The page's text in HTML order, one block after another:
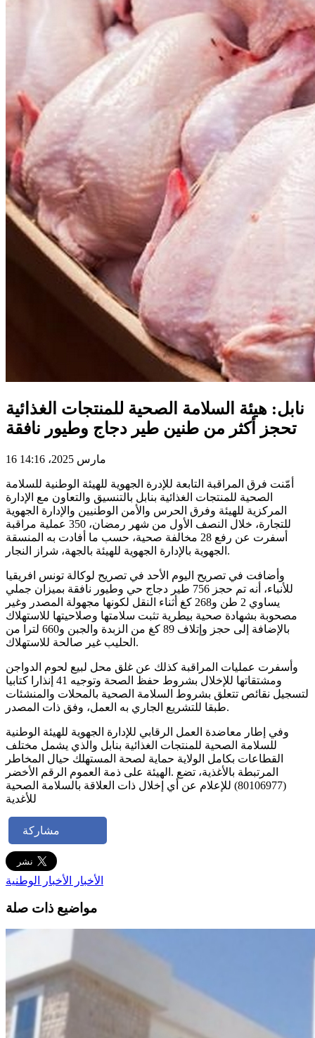
نابل: هيئة السلامة الصحية للمنتجات الغذائية
تحجز أكثر من طنين طير دجاج وطيور نافقة
16 مارس 2025، 14:16
أمّنت فرق المراقبة التابعة للإدرة الجهوية للهيئة الوطنية للسلامة
الصحية للمنتجات الغذائية بنابل بالتنسيق والتعاون مع الإدارة
المركزية للهيئة وفرق الحرس والأمن الوطنيين والإدارة الجهوية
للتجارة، خلال النصف الأول من شهر رمضان، 350 عملية مراقبة
أسفرت عن رفع 28 مخالفة صحية، حسب ما أفادت به المنسقة
الجهوية بالإدارة الجهوية للهيئة بالجهة، شراز النجار.
وأضافت في تصريح اليوم الأحد في تصريح لوكالة تونس افريقيا
للأنباء، أنه تم حجز 756 طير دجاج حي وطيور نافقة بميزان جملي
يساوي 2 طن و268 كغ أثناء النقل لكونها مجهولة المصدر وغير
مصحوبة بشهادة صحية بيطرية تثبت سلامتها وصلاحيتها للاستهلاك
بالإضافة إلى حجز وإتلاف 89 كغ من الزبدة والجبن و660 لترا من
الحليب غير صالحة للاستهلاك.
وأسفرت عمليات المراقبة كذلك عن غلق محل لبيع لحوم الدواجن
ومشتقاتها للإخلال بشروط حفظ الصحة وتوجيه 41 إنذارا كتابيا
لتسجيل نقائص تتعلق بشروط السلامة الصحية بالمحلات والمنشئات
طبقا للتشريع الجاري به العمل، وفق ذات المصدر.
وفي إطار معاضدة العمل الرقابي للإدارة الجهوية للهيئة الوطنية
للسلامة الصحية للمنتجات الغذائية بنابل والذي يشمل مختلف
القطاعات بكامل الولاية حماية لصحة المستهلك حيال المخاطر
المرتبطة بالأغذية، تضع .الهيئة على ذمة العموم الرقم الأخضر
(80106977) للإعلام عن أي إخلال ذات العلاقة بالسلامة الصحية
للأغدية
مشاركة
الأخبار الأخبار الوطنية
مواضيع ذات صلة